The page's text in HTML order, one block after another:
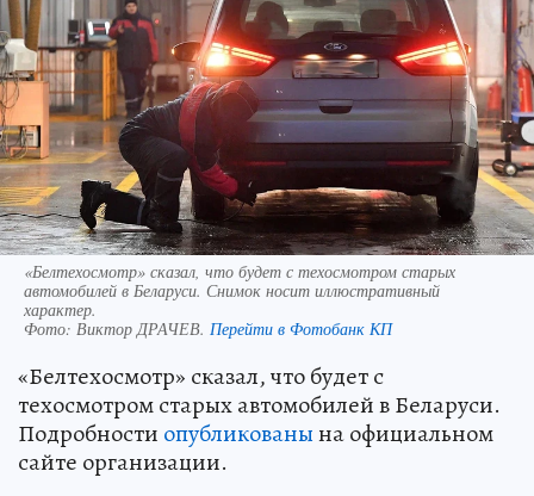
«Белтехосмотр» сказал, что будет с техосмотром старых
автомобилей в Беларуси. Снимок носит иллюстративный
характер.
Фото: Виктор ДРАЧЕВ. Перейти в Фотобанк КП
«Белтехосмотр» сказал, что будет с
техосмотром старых автомобилей в Беларуси.
Подробности опубликованына официальном
сайте организации.